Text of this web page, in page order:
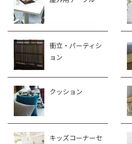
衝立・パーティシ
ョン
クッション
キッズコーナーセ